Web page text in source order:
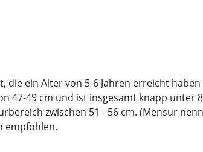
ein Alter von 5-6 Jahren erreicht
47-49 cm und ist insgesamt knapp unter
zwischen 51 - 56 cm. (Mensur
empfohlen.